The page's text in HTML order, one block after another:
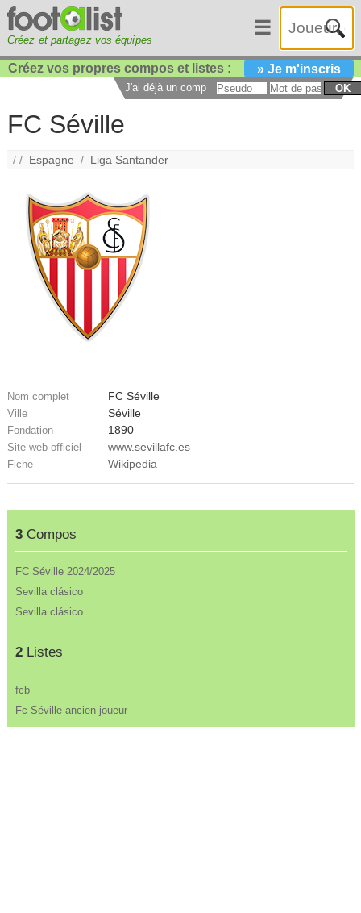
Créez et partagez vos équipes
☰
Créez vos propres compos et listes : » Je m'inscris
J'ai déjà un compte : OK
FC Séville
/ / Espagne / Liga Santander
Nom complet FC Séville
Ville Séville
Fondation 1890
Site web officiel www.sevillafc.es
Fiche Wikipedia
3Compos
FC Séville 2024/2025
Sevilla clásico
Sevilla clásico
2Listes
fcb
Fc Séville ancien joueur